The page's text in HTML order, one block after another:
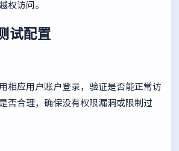
权访问。
试配置
相应用户账户登录，验证是否能正常访
否合理，确保没有权限漏洞或限制过